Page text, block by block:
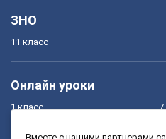
ЗНО
11 класс
Онлайн уроки
1 класс 7